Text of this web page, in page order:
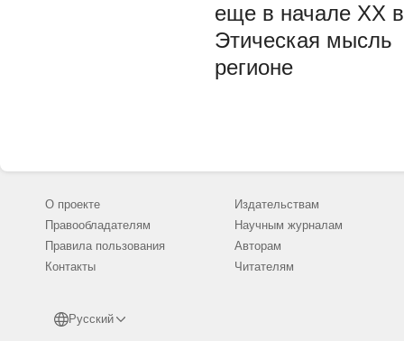
еще в начале XX
Этическая мысль
регионе
О проекте
Правообладателям
Правила пользования
Контакты
Русский
Издательствам
Научным журналам
Авторам
Читателям